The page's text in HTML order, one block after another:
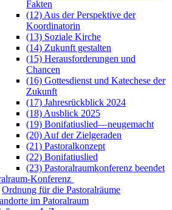
Fakten
(12) Aus der Perspektive der
Koordinatorin
(13) Soziale Kirche
(14) Zukunft gestalten
(15) Herausforderungen und
Chancen
(16) Gottesdienst und Katechese der
Zukunft
(17) Jahresrückblick 2024
(18) Ausblick 2025
(19) Bonifatiuslied—neugemacht
(20) Auf der Zielgeraden
(21) Pastoralkonzept
(22) Bonifatiuslied
(23) Pastoralraumkonferenz beendet
Konferenz
Ordnung für die Pastoralräume
im Patoralraum